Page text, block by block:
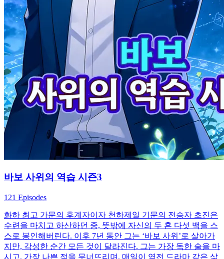
바보 사위의 역습 시즌3
121 Episodes
화하 최고 가문의 후계자이자 천하제일 기문의 전승자 초진은
수련을 마치고 하산하던 중, 뜻밖에 자신의 두 혼 다섯 백을 스
스로 봉인해버린다. 이후 7년 동안 그는 ‘바보 사위’로 살아가
지만, 각성한 순간 모든 것이 달라진다. 그는 가장 독한 술을 마
시고, 가장 나쁜 적을 무너뜨리며, 매일이 역전 드라마 같은 삶